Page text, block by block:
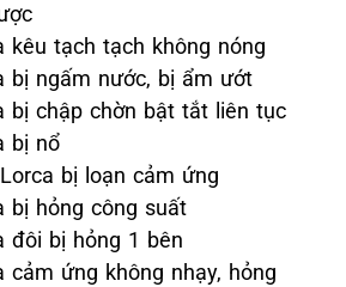
kêu tạch tạch không nóng
bị ngấm nước, bị ẩm ướt
bị chập chờn bật tắt liên tục
bị nổ
bị loạn cảm ứng
bị hỏng công suất
đôi bị hỏng 1 bên
cảm ứng không nhạy, hỏng